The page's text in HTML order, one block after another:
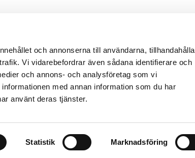
och annonserna till användarna, tillhandahålla
Vi vidarebefordrar även sådana identifierare och
och annons- och analysföretag som vi
med annan information som du har
använt deras tjänster.
Statistik Marknadsföring